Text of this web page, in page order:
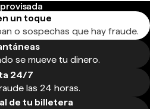
un toque
o sospechas que hay fraude.
se mueve tu dinero.
24/7
las 24 horas.
de tu billetera